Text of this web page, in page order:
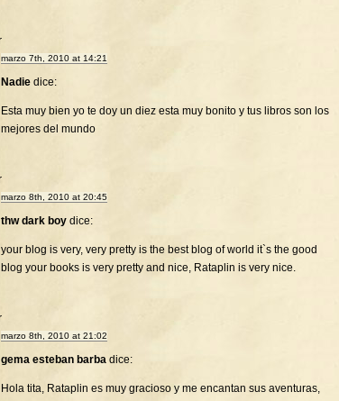
marzo 7th, 2010 at 14:21
Nadie dice:
Esta muy bien yo te doy un diez esta muy bonito y tus libros son los
mejores del mundo
marzo 8th, 2010 at 20:45
thw dark boy dice:
your blog is very, very pretty is the best blog of world it`s the good
blog your books is very pretty and nice, Rataplin is very nice.
marzo 8th, 2010 at 21:02
gema esteban barba dice:
Hola tita, Rataplin es muy gracioso y me encantan sus aventuras,